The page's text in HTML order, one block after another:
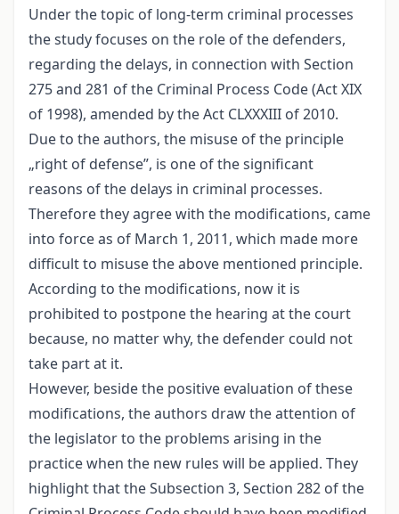
Under the topic of long-term criminal processes
the study focuses on the role of the defenders,
regarding the delays, in connection with Section
275 and 281 of the Criminal Process Code (Act XIX
of 1998), amended by the Act CLXXXIII of 2010.
Due to the authors, the misuse of the principle
„right of defense”, is one of the significant
reasons of the delays in criminal processes.
Therefore they agree with the modifications, came
into force as of March 1, 2011, which made more
difficult to misuse the above mentioned principle.
According to the modifications, now it is
prohibited to postpone the hearing at the court
because, no matter why, the defender could not
take part at it.
However, beside the positive evaluation of these
modifications, the authors draw the attention of
the legislator to the problems arising in the
practice when the new rules will be applied. They
highlight that the Subsection 3, Section 282 of the